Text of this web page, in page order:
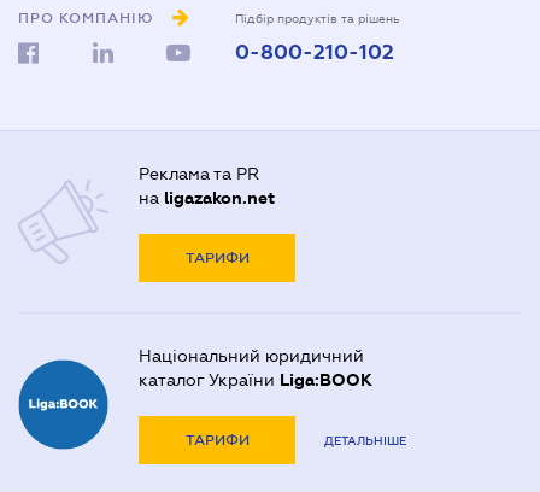
ПРО КОМПАНІЮ Підбір продуктів та рішень
0-800-210-102
Реклама та PR
на ligazakon.net
ТАРИФИ
Національний юридичний
каталог України Liga:BOOK
ТАРИФИ ДЕТАЛЬНІШЕ